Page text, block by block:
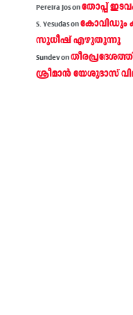
Pereira Josonതോപ്പ്
S. Yesudasonകോവിഡും
സുധീഷ് എഴുതുന്നു
Sundevon
ശ്രീമാന്‍ യേശുദാസ്